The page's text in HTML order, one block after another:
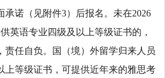
承诺（见附件3）后报名。未在2026
英语专业四级及以上等级证书的，
责任自负。国（境）外留学归来人员
上等级证书，可提供近年来的雅思考